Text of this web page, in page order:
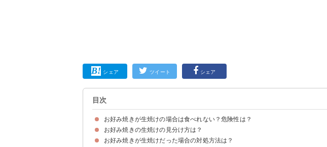
シェア ツイート シェア
目次
お好み焼きが生焼けの場合は食べれない？危険性は？
生焼けのお好み焼きを食べると腹痛や食中毒になることがある
お好み焼きの生焼けの見分け方は？
①竹串を使って生焼けか判断する
②中を割って判断する
お好み焼きが生焼けだった場合の対処方法は？